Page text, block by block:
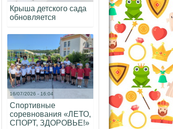
Крыша детского сада
обновляется
16/07/2026 - 16:04
Спортивные
соревнования «ЛЕТО,
СПОРТ, ЗДОРОВЬЕ!»